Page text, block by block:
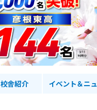
校舎紹介 イベント＆ニ